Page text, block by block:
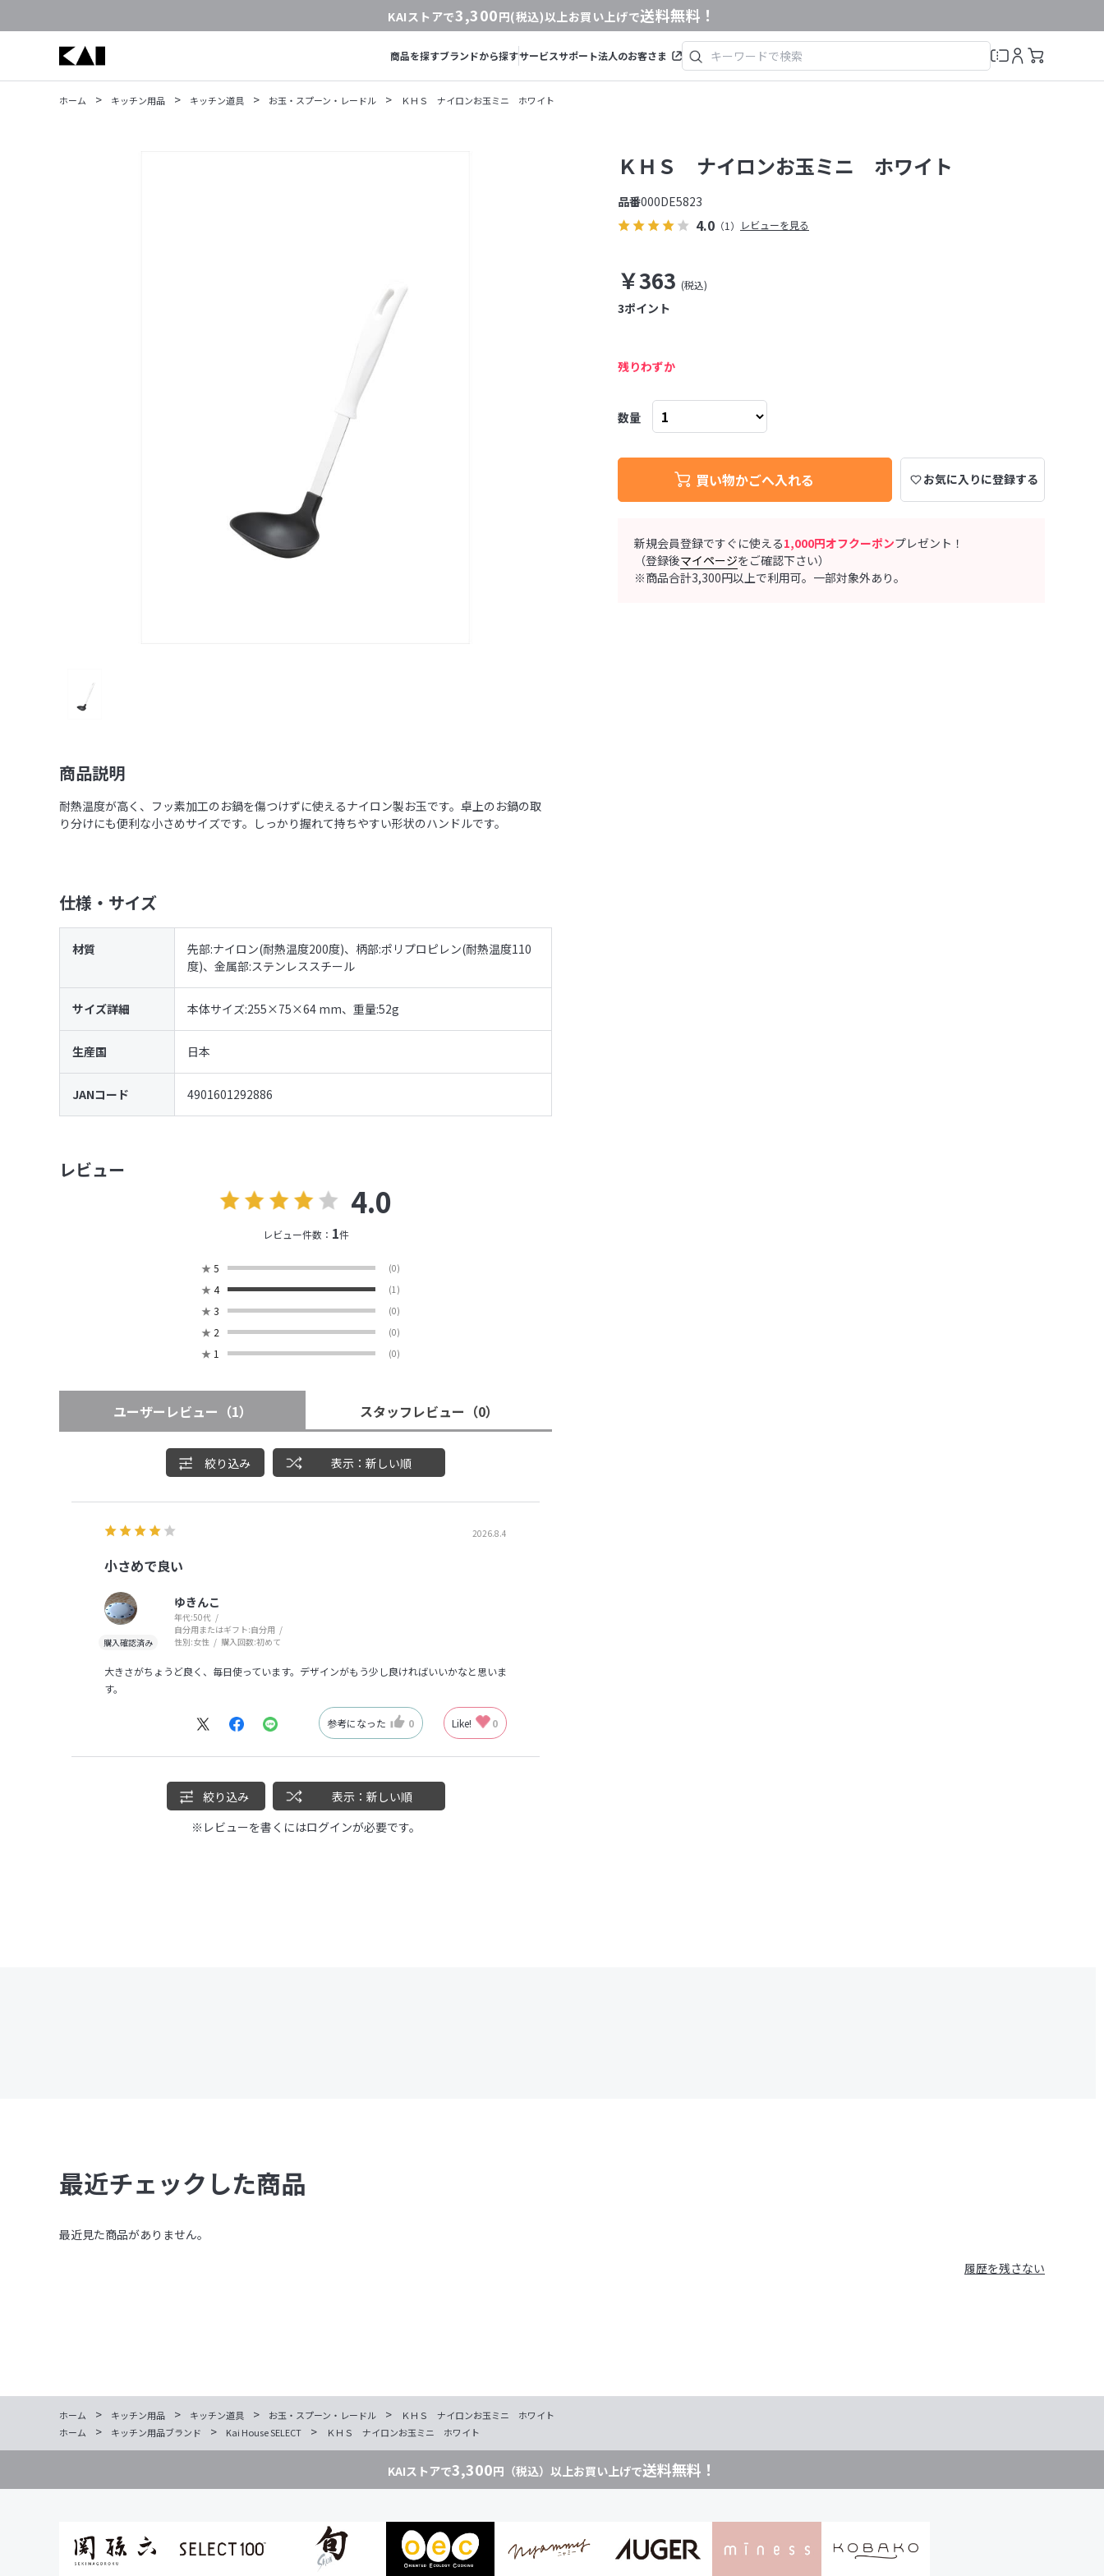
KAIストアで3,300円(税込)以上お買い上げで送料無料！
商品を探すブランドから探すサービスサポート法人のお客さま
ホーム > キッチン用品 > キッチン道具 > お玉・スプーン・レードル > ＫＨＳ ナイロンお玉ミニ ホワイト
商品説明
耐熱温度が高く、フッ素加工のお鍋を傷つけずに使えるナイロン製お玉です。卓上のお鍋の取
り分けにも便利な小さめサイズです。しっかり握れて持ちやすい形状のハンドルです。
仕様・サイズ
材質
先部:ナイロン(耐熱温度200度)、柄部:ポリプロピレン(耐熱温度110
度)、金属部:ステンレススチール
サイズ詳細 本体サイズ:255×75×64 mm、重量:52g
生産国 日本
JANコード 4901601292886
レビュー
4.0
レビュー件数： 1件
★ 5 (0)
★ 4 (1)
★ 3 (0)
★ 2 (0)
★ 1 (0)
ユーザーレビュー （1） スタッフレビュー （0）
絞り込み 表示：新しい順
2026.8.4
小さめで良い
ゆきんこ
年代:50代
自分用またはギフト:自分用
性別:女性 購入回数:初めて
大きさがちょうど良く、毎日使っています。デザインがもう少し良ければいいかなと思いま
す。
参考になった 0 Like! 0
絞り込み
表示：新しい順
※レビューを書くにはログインが必要です。
4.0 （1） レビューを見る
ＫＨＳ ナイロンお玉ミニ ホワイト
￥363
品番000DE5823
ポイント
3
残りわずか
数量
買い物かごへ入れる お気に入りに登録する
新規会員登録ですぐに使える1,000円オフクーポンプレゼント！
（登録後マイページをご確認下さい）
※商品合計3,300円以上で利用可。一部対象外あり。
最近チェックした商品
最近見た商品がありません。
履歴を残さない
ホーム > キッチン用品 > キッチン道具 > お玉・スプーン・レードル >
ＫＨＳ ナイロンお玉ミニ ホワイト
ホーム
> キッチン用品ブランド > Kai House SELECT > ＫＨＳ ナイロンお玉ミニ ホワイト
KAIストアで3,300円（税込）以上お買い上げで送料無料！